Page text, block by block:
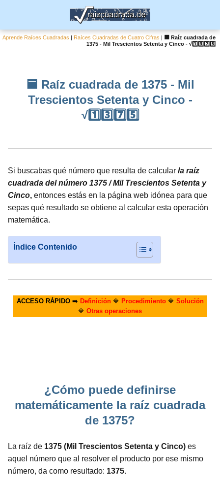
Aprende Raíces Cuadradas | Raíces Cuadradas de Cuatro Cifras |
🟦 Raíz cuadrada de
1375 - Mil Trescientos Setenta y Cinco - √1️⃣3️⃣7️⃣5️⃣
🟦 Raíz cuadrada de 1375 - Mil
Trescientos Setenta y Cinco -
√1️⃣3️⃣7️⃣5️⃣
Si buscabas qué número que resulta de calcular la raíz
cuadrada del número 1375 / Mil Trescientos Setenta y
Cinco, entonces estás en la página web idónea para que
sepas qué resultado se obtiene al calcular esta operación
matemática.
Índice Contenido
ACCESO RÁPIDO➡️ Definición🔷 Procedimiento🔷 Solución
🔷 Otras operaciones
¿Cómo puede definirse
matemáticamente la raíz cuadrada
de 1375?
La raíz de 1375 (Mil Trescientos Setenta y Cinco) es
aquel número que al resolver el producto por ese mismo
número, da como resultado: 1375.